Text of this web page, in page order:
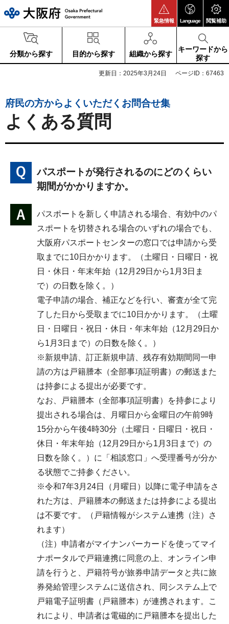
緊急情報 Language 閲覧補助
分類から探す 目的から探す 組織から探す
キーワードから
探す
更新日：2025年3月24日 ページID：67463
府民の方からよくいただくお問合せ集
よくある質問
パスポートが発行されるのにどのくらい
期間がかかりますか。
パスポートを新しく申請される場合、有効中のパ
スポートを切替される場合のいずれの場合でも、
大阪府パスポートセンターの窓口では申請から受
取までに10日かかります。（土曜日・日曜日・祝
日・休日・年末年始（12月29日から1月3日ま
で）の日数を除く。）
電子申請の場合、補正などを行い、審査が全て完
了した日から受取までに10日かかります。（土曜
日・日曜日・祝日・休日・年末年始（12月29日か
ら1月3日まで）の日数を除く。）
※新規申請、訂正新規申請、残存有効期間同一申
請の方は戸籍謄本（全部事項証明書）の郵送また
は持参による提出が必要です。
なお、戸籍謄本（全部事項証明書）を持参により
提出される場合は、月曜日から金曜日の午前9時
15分から午後4時30分（土曜日・日曜日・祝日・
休日・年末年始（12月29日から1月3日まで）の
日数を除く。）に「相談窓口」へ受理番号が分か
る状態でご持参ください。
※令和7年3月24日（月曜日）以降に電子申請をさ
れた方は、戸籍謄本の郵送または持参による提出
は不要です。（戸籍情報がシステム連携（注）さ
れます）
（注）申請者がマイナンバーカードを使ってマイ
ナポータルで戸籍連携に同意の上、オンライン申
請を行うと、戸籍符号が旅券申請データと共に旅
券発給管理システムに送信され、同システム上で
戸籍電子証明書（戸籍謄本）が連携されます。こ
れにより、申請者は電磁的に戸籍謄本を提出した